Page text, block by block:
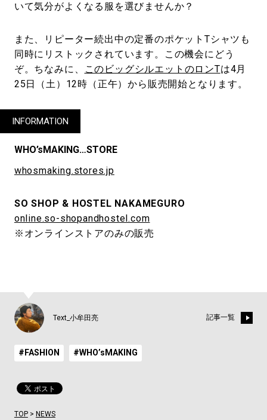
いて気分がよくなる服を選びませんか？
また、リピーター続出中の定番のポケットTシャツも
同時にリストックされています。この機会にどう
ぞ。ちなみに、
このビッグシルエットのロンTは4月
25日（土）12時（正午）から販売開始となります。
INFORMATION
WHO’sMAKING…STORE
whosmaking.stores.jp
SO SHOP & HOSTEL NAKAMEGURO
online.so-shopandhostel.com
※オンラインストアのみの販売
Text_小牟田亮 記事一覧
#FASHION #WHO’sMAKING
TOP> NEWS